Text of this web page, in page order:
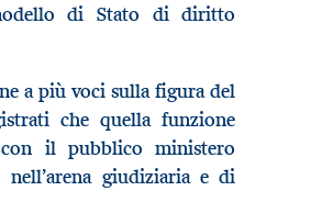
di Stato di diritto
a più voci sulla figura del
che quella funzione
il pubblico ministero
giudiziaria e di